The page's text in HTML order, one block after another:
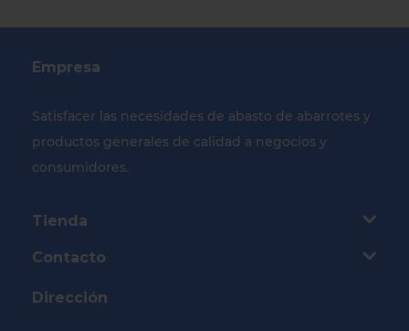
Empresa
Satisfacer las necesidades de abasto de abarrotes y
productos generales de calidad a negocios y
consumidores.
Tienda
Contacto
Dirección